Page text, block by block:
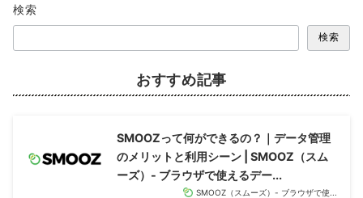
検索
検索
おすすめ記事
SMOOZって何ができるの？｜データ管理
のメリットと利用シーン | SMOOZ（スム
ーズ）- ブラウザで使えるデー...
SMOOZ（スムーズ）- ブラウザで使...